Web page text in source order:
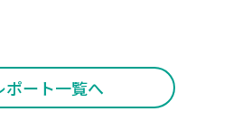
ポート一覧へ